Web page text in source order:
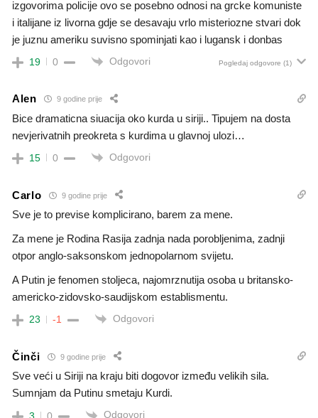
izgovorima policije ovo se posebno odnosi na grcke komuniste
i italijane iz livorna gdje se desavaju vrlo misteriozne stvari dok
je juznu ameriku suvisno spominjati kao i lugansk i donbas
19 0 Odgovori Pogledaj odgovore (1)
Alen 9 godine prije
Bice dramaticna siuacija oko kurda u siriji.. Tipujem na dosta
nevjerivatnih preokreta s kurdima u glavnoj ulozi…
15 0 Odgovori
Carlo 9 godine prije
Sve je to previse komplicirano, barem za mene.
Za mene je Rodina Rasija zadnja nada porobljenima, zadnji
otpor anglo-saksonskom jednopolarnom svijetu.
A Putin je fenomen stoljeca, najomrznutija osoba u britansko-
americko-zidovsko-saudijskom establismentu.
23 -1 Odgovori
Činči 9 godine prije
Sve veći u Siriji na kraju biti dogovor između velikih sila.
Sumnjam da Putinu smetaju Kurdi.
3 0 Odgovori